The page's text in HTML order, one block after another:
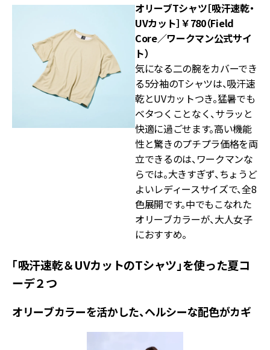
オリーブTシャツ［吸汗速乾・
UVカット］￥780（Field
Core／ワークマン公式サイ
ト）
気になる二の腕をカバーでき
る5分袖のTシャツは、吸汗速
乾とUVカットつき。猛暑でも
ベタつくことなく、サラッと
快適に過ごせます。高い機能
性と驚きのプチプラ価格を両
立できるのは、ワークマンな
らでは。大きすぎず、ちょうど
よいレディースサイズで、全8
色展開です。中でもこなれた
オリーブカラーが、大人女子
におすすめ。
「吸汗速乾＆UVカットのTシャツ」を使った夏コ
ーデ２つ
オリーブカラーを活かした、ヘルシーな配色がカギ